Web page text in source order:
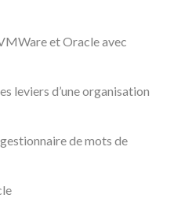
et Oracle avec
leviers d’une organisation
de mots de